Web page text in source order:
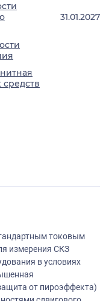
31.01.2027
средств
токовым
измерения СКЗ
в условиях
от пироэффекта)